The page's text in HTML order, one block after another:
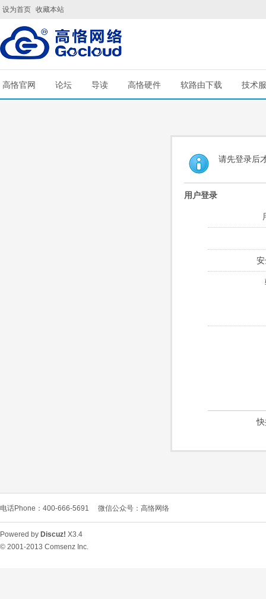
设为首页 收藏本站
高恪官网 论坛 导读 高恪硬件 软路由下载 技术
请先登录后
用户登录
电话Phone：400-666-5691 微信公众号：高恪网络
Powered by Discuz! X3.4
© 2001-2013 Comsenz Inc.